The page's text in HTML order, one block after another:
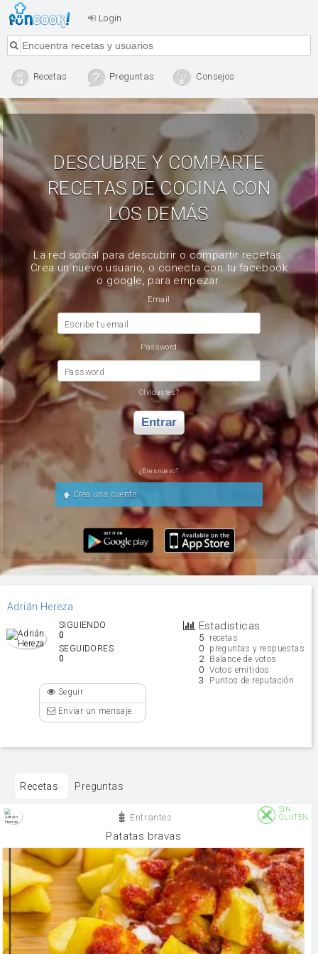
Login
Recetas Preguntas Consejos
DESCUBRE Y COMPARTE
RECETAS DE COCINA CON
LOS DEMÁS
La red social para descubrir o compartir recetas.
Crea un nuevo usuario, o conecta con tu facebook
o google, para empezar.
Email
Escribe tu email
Password
Password
Olvidastes?
Entrar
¿Eres nuevo?
Crea una cuenta
Adrián Hereza
Estadisticas
5 recetas
0 preguntas y respuestas
2 Balance de votos
0 Votos emitidos
3 Puntos de reputación
SIGUIENDO
0
SEGUIDORES
0
Seguir
Enviar un mensaje
Recetas Preguntas
Entrantes
SIN
GLUTEN
Patatas bravas